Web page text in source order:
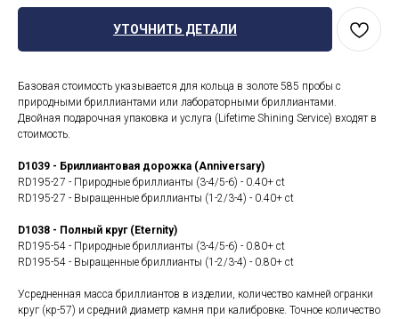
УТОЧНИТЬ ДЕТАЛИ
Базовая стоимость указывается для кольца в золоте 585 пробы с
природными бриллиантами или лабораторными бриллиантами.
Двойная подарочная упаковка и услуга (Lifetime Shining Service) входят в
стоимость.
D1039 - Бриллиантовая дорожка (Anniversary)
RD195-27 - Природные бриллианты (3-4/5-6) - 0.40+ ct
RD195-27 - Выращенные бриллианты (1-2/3-4) - 0.40+ ct
D1038 - Полный круг (Eternity)
RD195-54 - Природные бриллианты (3-4/5-6) - 0.80+ ct
RD195-54 - Выращенные бриллианты (1-2/3-4) - 0.80+ ct
Усредненная масса бриллиантов в изделии, количество камней огранки
круг (кр-57) и средний диаметр камня при калибровке. Точное количество